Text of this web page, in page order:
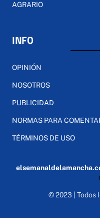
AGRARIO
INFO
OPINIÓN
NOSOTROS
PUBLICIDAD
NORMAS PARA
TÉRMINOS DE USO
© 2023 | Todos